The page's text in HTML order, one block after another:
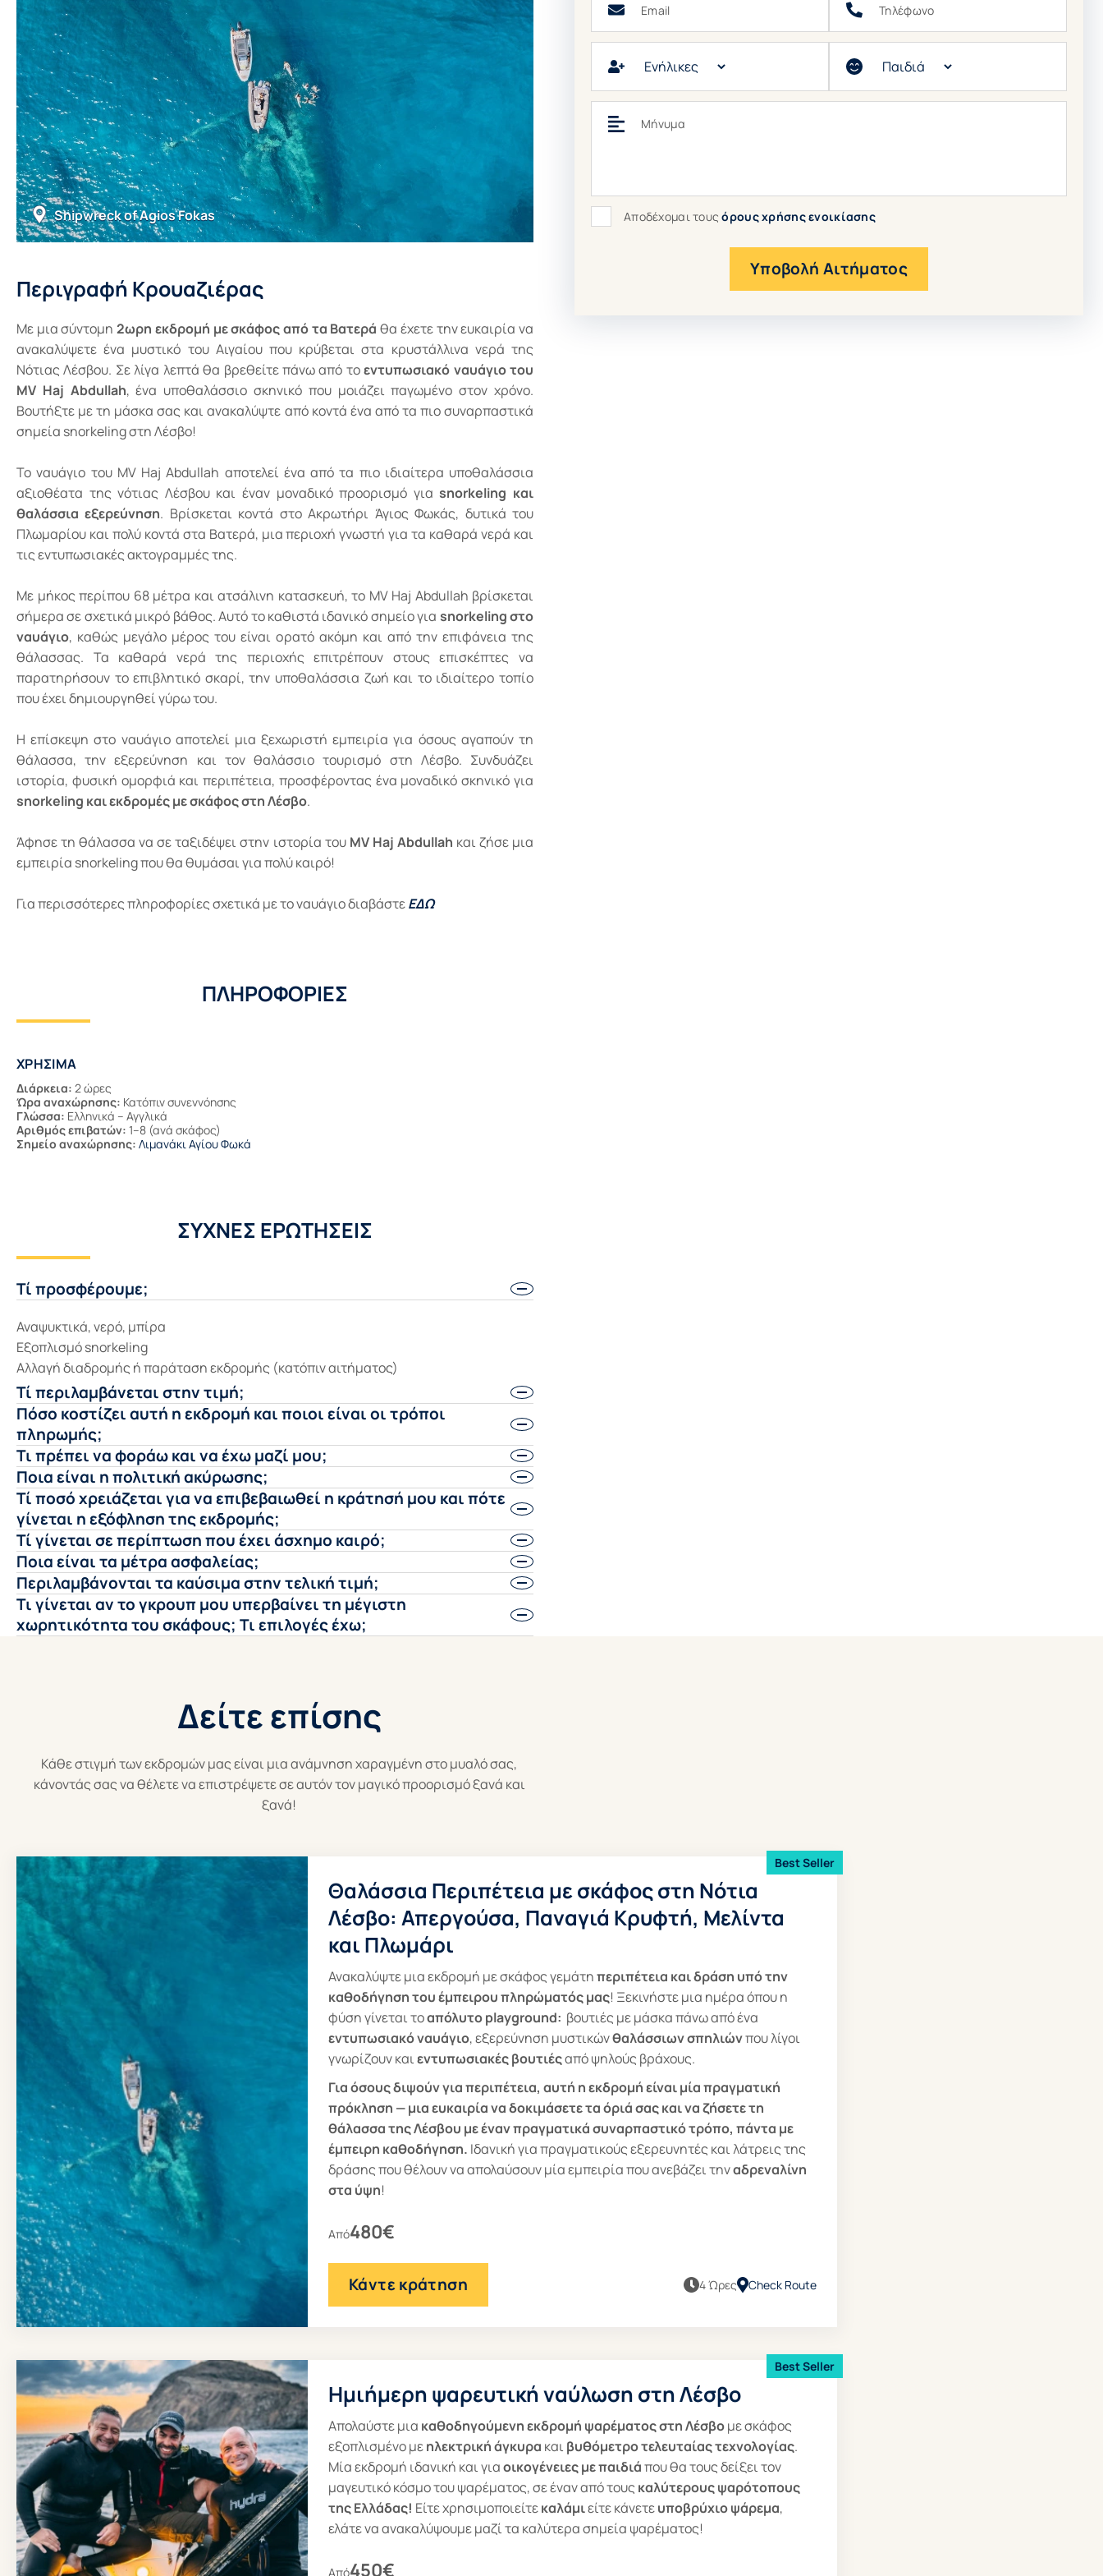
Shipwreck of Agios Fokas
Περιγραφή Κρουαζιέρας
Με μια σύντομη2ωρη εκδρομή με σκάφος από τα Βατερά θα έχετε την ευκαιρία να
ανακαλύψετε ένα μυστικό του Αιγαίου που κρύβεται στα κρυστάλλινα νερά της
Νότιας Λέσβου. Σε λίγα λεπτά θα βρεθείτε πάνω από τοεντυπωσιακό ναυάγιο του
MV Haj Abdullah, ένα υποθαλάσσιο σκηνικό που μοιάζει παγωμένο στον χρόνο.
Βουτήξτε με τη μάσκα σας και ανακαλύψτε από κοντά ένα από τα πιο συναρπαστικά
σημεία snorkeling στη Λέσβο!
Το ναυάγιο του MV Haj Abdullah αποτελεί ένα από τα πιο ιδιαίτερα υποθαλάσσια
αξιοθέατα της νότιας Λέσβου και έναν μοναδικό προορισμό γιαsnorkeling και
θαλάσσια εξερεύνηση. Βρίσκεται κοντά στο Ακρωτήρι Άγιος Φωκάς, δυτικά του
Πλωμαρίου και πολύ κοντά στα Βατερά, μια περιοχή γνωστή για τα καθαρά νερά και
τις εντυπωσιακές ακτογραμμές της.
Με μήκος περίπου 68 μέτρα και ατσάλινη κατασκευή, το MV Haj Abdullah βρίσκεται
σήμερα σε σχετικά μικρό βάθος. Αυτό το καθιστά ιδανικό σημείο για snorkeling στο
ναυάγιο, καθώς μεγάλο μέρος του είναι ορατό ακόμη και από την επιφάνεια της
θάλασσας. Τα καθαρά νερά της περιοχής επιτρέπουν στους επισκέπτες να
παρατηρήσουν το επιβλητικό σκαρί, την υποθαλάσσια ζωή και το ιδιαίτερο τοπίο
που έχει δημιουργηθεί γύρω του.
Η επίσκεψη στο ναυάγιο αποτελεί μια ξεχωριστή εμπειρία για όσους αγαπούν τη
θάλασσα, την εξερεύνηση και τον θαλάσσιο τουρισμό στη Λέσβο. Συνδυάζει
ιστορία, φυσική ομορφιά και περιπέτεια, προσφέροντας ένα μοναδικό σκηνικό για
snorkeling και εκδρομές με σκάφος στη Λέσβο.
Άφησε τη θάλασσα να σε ταξιδέψει στην ιστορία του MV Haj Abdullah και ζήσε μια
εμπειρία snorkeling που θα θυμάσαι για πολύ καιρό!
Για περισσότερες πληροφορίες σχετικά με το ναυάγιο διαβάστεΕΔΩ
ΠΛΗΡΟΦΟΡΊΕΣ
ΧΡΗΣΙΜΑ
Διάρκεια: 2 ώρες
Ώρα αναχώρησης: Κατόπιν συνεννόησης
Γλώσσα: Ελληνικά – Αγγλικά
Αριθμός επιβατών: 1–8 (ανά σκάφος)
Σημείο αναχώρησης: Λιμανάκι Αγίου Φωκά
ΣΥΧΝΈΣ ΕΡΩΤΉΣΕΙΣ
Τί προσφέρουμε;
Αναψυκτικά, νερό, μπίρα
Εξοπλισμό snorkeling
Αλλαγή διαδρομής ή παράταση εκδρομής (κατόπιν αιτήματος)
Τί περιλαμβάνεται στην τιμή;
Πόσο κοστίζει αυτή η εκδρομή και ποιοι είναι οι τρόποι
πληρωμής;
Τι πρέπει να φοράω και να έχω μαζί μου;
Ποια είναι η πολιτική ακύρωσης;
Τί ποσό χρειάζεται για να επιβεβαιωθεί η κράτησή μου και πότε
γίνεται η εξόφληση της εκδρομής;
Τί γίνεται σε περίπτωση που έχει άσχημο καιρό;
Ποια είναι τα μέτρα ασφαλείας;
Περιλαμβάνονται τα καύσιμα στην τελική τιμή;
Τι γίνεται αν το γκρουπ μου υπερβαίνει τη μέγιστη
χωρητικότητα του σκάφους; Τι επιλογές έχω;
Αποδέχομαι τουςόρους χρήσης ενοικίασης
Δείτε επίσης
Κάθε στιγμή των εκδρομών μας είναι μια ανάμνηση χαραγμένη στο μυαλό σας,
κάνοντάς σας να θέλετε να επιστρέψετε σε αυτόν τον μαγικό προορισμό ξανά και
ξανά!
Θαλάσσια Περιπέτεια με σκάφος στη Νότια
Λέσβο: Απεργούσα, Παναγιά Κρυφτή, Μελίντα
και Πλωμάρι
Ανακαλύψτε μια εκδρομή με σκάφος γεμάτηπεριπέτεια και δράση υπό την
καθοδήγηση του έμπειρου πληρώματός μας! Ξεκινήστε μια ημέρα όπου η
φύση γίνεται τοαπόλυτο playground: βουτιές με μάσκα πάνω από ένα
εντυπωσιακό ναυάγιο, εξερεύνηση μυστικώνθαλάσσιων σπηλιώνπου λίγοι
γνωρίζουν καιεντυπωσιακές βουτιέςαπό ψηλούς βράχους.
Για όσους διψούν για περιπέτεια, αυτή η εκδρομή είναι μία πραγματική
πρόκληση — μια ευκαιρία να δοκιμάσετε τα όριά σας και να ζήσετε τη
θάλασσα της Λέσβου με έναν πραγματικά συναρπαστικό τρόπο, πάντα με
έμπειρη καθοδήγηση. Ιδανική για πραγματικούς εξερευνητές και λάτρεις της
δράσης που θέλουν να απολαύσουν μία εμπειρία που ανεβάζει τηναδρεναλίνη
στα ύψη!
Best Seller
Από480€
4 Ώρες Check Route
Κάντε κράτηση
Ημιήμερη ψαρευτική ναύλωση στη Λέσβο
Απολαύστε μια καθοδηγούμενηεκδρομή ψαρέματος στη Λέσβομε σκάφος
εξοπλισμένο μεηλεκτρική άγκυρα και βυθόμετρο τελευταίας τεχνολογίας.
Μία εκδρομή ιδανική και γιαοικογένειες με παιδιάπου θα τους δείξει τον
μαγευτικό κόσμο του ψαρέματος, σε έναν από τους καλύτερους ψαρότοπους
της Ελλάδας! Είτε χρησιμοποιείτεκαλάμιείτε κάνετευποβρύχιο ψάρεμα,
ελάτε να ανακαλύψουμε μαζί τα καλύτερα σημεία ψαρέματος!
Best Seller
Από450€